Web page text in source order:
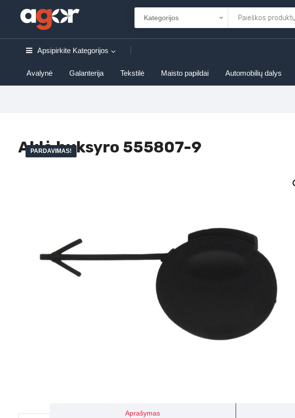
Apsipirkite Kategorijos
Avalynė Galanterija Tekstilė Maisto papildai Automobilių dalys
Aklė buksyro 555807-9
PARDAVIMAS!
Aprašymas